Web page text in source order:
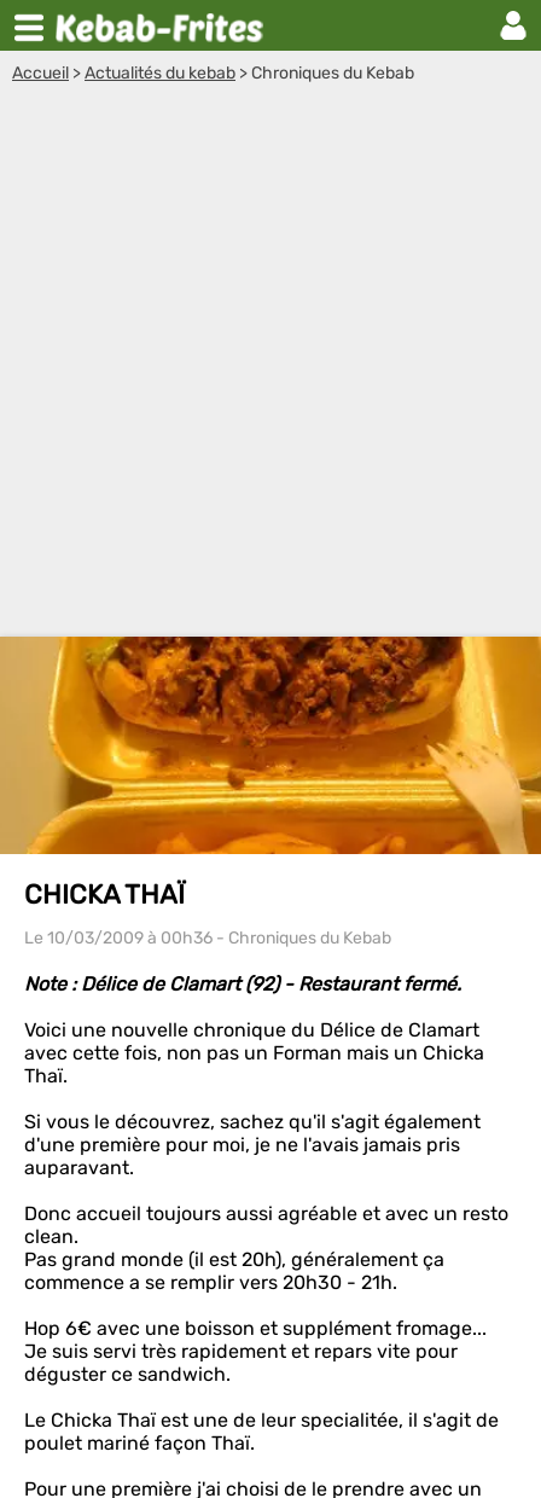
Accueil >Actualités du kebab >Chroniques du Kebab
CHICKA THAÏ
Le 10/03/2009à 00h36 - Chroniques du Kebab
Note : Délice de Clamart (92) - Restaurant fermé.
Voici une nouvelle chronique du Délice de Clamart
avec cette fois, non pas un Forman mais un Chicka
Thaï.
Si vous le découvrez, sachez qu'il s'agit également
d'une première pour moi, je ne l'avais jamais pris
auparavant.
Donc accueil toujours aussi agréable et avec un resto
clean.
Pas grand monde (il est 20h), généralement ça
commence a se remplir vers 20h30 - 21h.
Hop 6€ avec une boisson et supplément fromage...
Je suis servi très rapidement et repars vite pour
déguster ce sandwich.
Le Chicka Thaï est une de leur specialitée, il s'agit de
poulet mariné façon Thaï.
Pour une première j'ai choisi de le prendre avec un